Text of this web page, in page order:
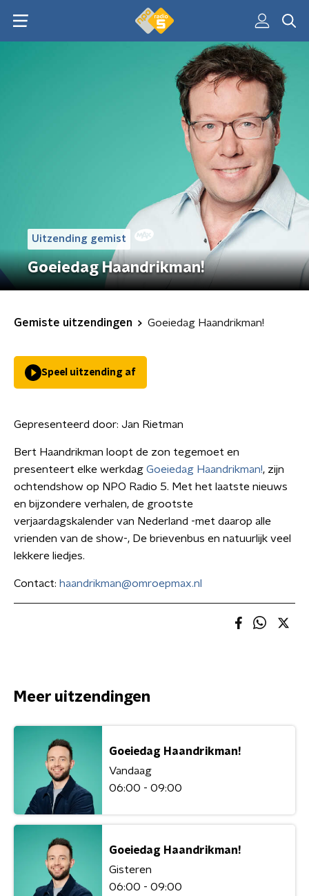
Uitzending gemist
Goeiedag Haandrikman!
Gemiste uitzendingen Goeiedag Haandrikman!
Speel uitzending af
Gepresenteerd door: Jan Rietman
Bert Haandrikman loopt de zon tegemoet en
presenteert elke werkdag Goeiedag Haandrikman!, zijn
ochtendshow op NPO Radio 5. Met het laatste nieuws
en bijzondere verhalen, de grootste
verjaardagskalender van Nederland -met daarop alle
vrienden van de show-, De brievenbus en natuurlijk veel
lekkere liedjes.
Contact: haandrikman@omroepmax.nl
Meer uitzendingen
Goeiedag Haandrikman!
Vandaag
06:00 - 09:00
Goeiedag Haandrikman!
Gisteren
06:00 - 09:00